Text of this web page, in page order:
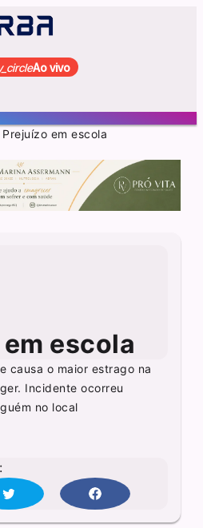
Ao vivo
Prejuízo em escola
escola
causa o maior estrago na
Incidente ocorreu
no local